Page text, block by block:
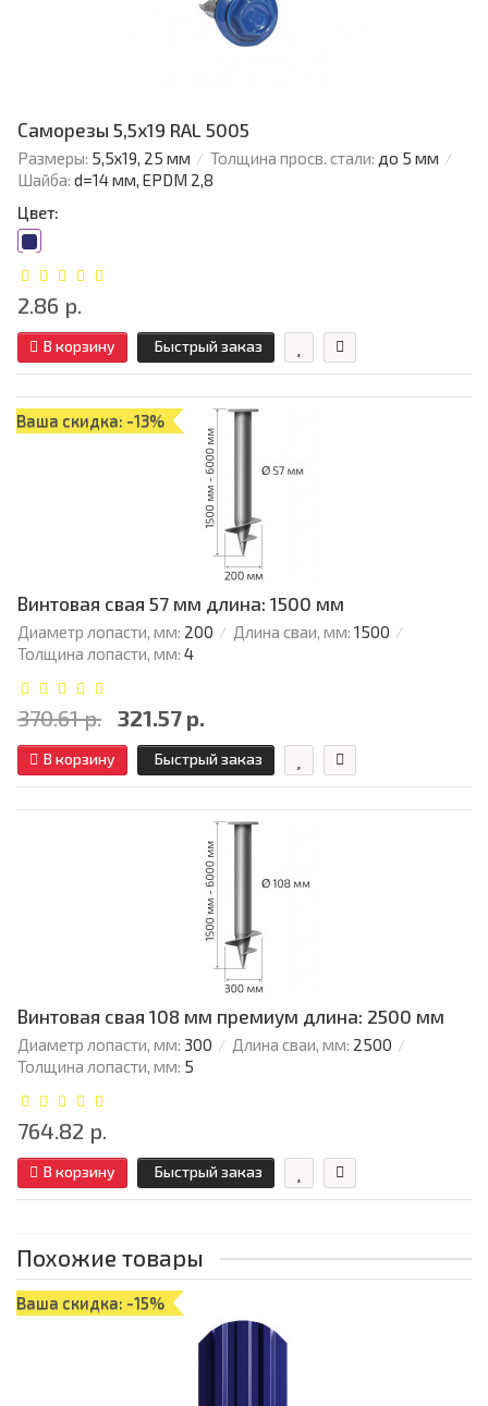
Саморезы 5,5х19 RAL 5005
Размеры: 5,5х19, 25 мм Толщина просв. стали: до 5 мм
Шайба: d=14 мм, EPDM 2,8
Цвет:
2.86 р.
В корзину Быстрый заказ
Ваша скидка: -13%
Винтовая свая 57 мм длина: 1500 мм
Диаметр лопасти, мм: 200 Длина сваи, мм: 1500
Толщина лопасти, мм: 4
370.61 р. 321.57 р.
В корзину Быстрый заказ
Винтовая свая 108 мм премиум длина: 2500 мм
Диаметр лопасти, мм: 300 Длина сваи, мм: 2500
Толщина лопасти, мм: 5
764.82 р.
В корзину Быстрый заказ
Похожие товары
Ваша скидка: -15%